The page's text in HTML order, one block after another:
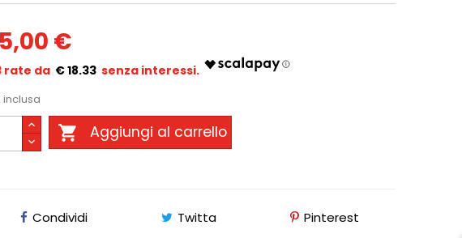
€
€ 18.33
inclusa
 Aggiungi al carrello
Condividi Twitta Pinterest